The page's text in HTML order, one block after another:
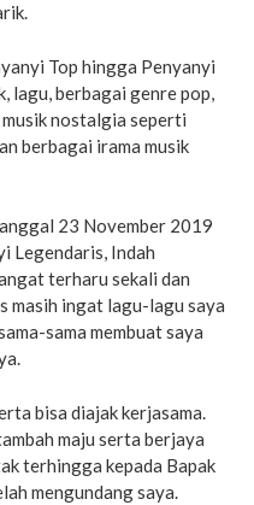
Top hingga Penyanyi
lagu, berbagai genre pop,
nostalgia seperti
berbagai irama musik
23 November 2019
Legendaris, Indah
terharu sekali dan
masih ingat lagu-lagu saya
sama membuat saya
bisa diajak kerjasama.
maju serta berjaya
terhingga kepada Bapak
mengundang saya.